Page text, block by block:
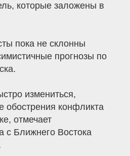
которые заложены в
пока не склонны
прогнозы по
измениться,
обострения конфликта
отмечает
с Ближнего Востока